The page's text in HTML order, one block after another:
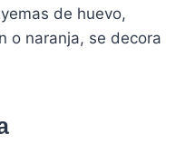
de huevo,
o naranja, se decora